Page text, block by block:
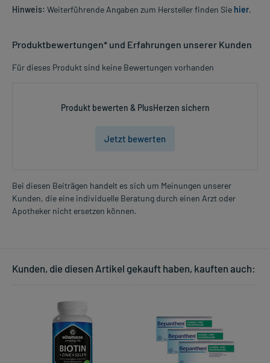
Hinweis: Weiterführende Angaben zum Hersteller finden Sie hier.
Produktbewertungen* und Erfahrungen unserer Kunden
Für dieses Produkt sind keine Bewertungen vorhanden
Produkt bewerten & PlusHerzen sichern
Jetzt bewerten
Bei diesen Beiträgen handelt es sich um Meinungen unserer
Kunden, die eine individuelle Beratung durch einen Arzt oder
Apotheker nicht ersetzen können.
Kunden, die diesen Artikel gekauft haben, kauften auch: